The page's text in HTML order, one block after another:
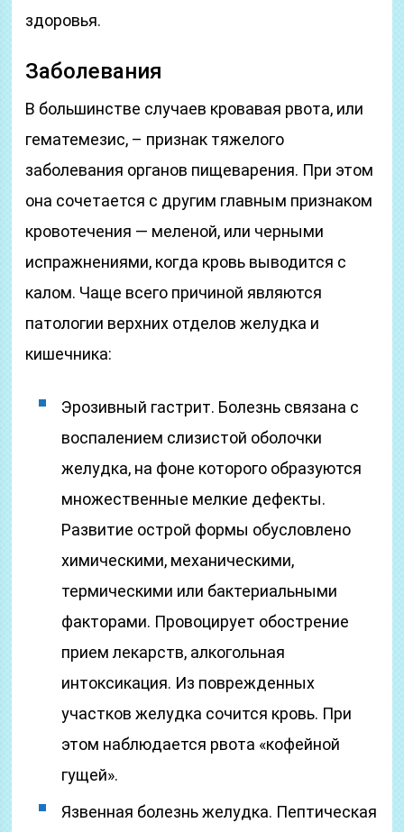
здоровья.
Заболевания
В большинстве случаев кровавая рвота, или
гематемезис, – признак тяжелого
заболевания органов пищеварения. При этом
она сочетается с другим главным признаком
кровотечения — меленой, или черными
испражнениями, когда кровь выводится с
калом. Чаще всего причиной являются
патологии верхних отделов желудка и
кишечника:
Эрозивный гастрит. Болезнь связана с
воспалением слизистой оболочки
желудка, на фоне которого образуются
множественные мелкие дефекты.
Развитие острой формы обусловлено
химическими, механическими,
термическими или бактериальными
факторами. Провоцирует обострение
прием лекарств, алкогольная
интоксикация. Из поврежденных
участков желудка сочится кровь. При
этом наблюдается рвота «кофейной
гущей».
Язвенная болезнь желудка. Пептическая